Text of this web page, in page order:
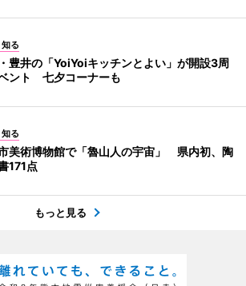
る
豊井の「YoiYoiキッチンとよい」が開設3周
ント 七夕コーナーも
る
美術博物館で「魯山人の宇宙」 県内初、陶
171点
もっと見る